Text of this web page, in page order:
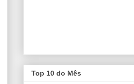
Top 10 do Mês